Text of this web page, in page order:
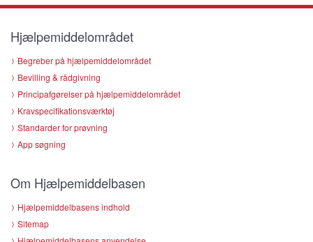
Hjælpemiddelområdet
Begreber på hjælpemiddelområdet
Bevilling & rådgivning
Principafgørelser på hjælpemiddelområdet
Kravspecifikationsværktøj
Standarder for prøvning
App søgning
Om Hjælpemiddelbasen
Hjælpemiddelbasens indhold
Sitemap